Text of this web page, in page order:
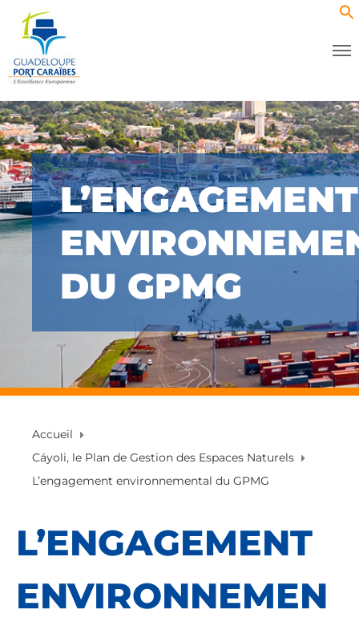
L’ENGAGEMENT
DU GPMG
Accueil
Cáyoli, le Plan de Gestion des Espaces Naturels
L’engagement environnemental du GPMG
L’ENGAGEMENT
ENVIRONNEMEN